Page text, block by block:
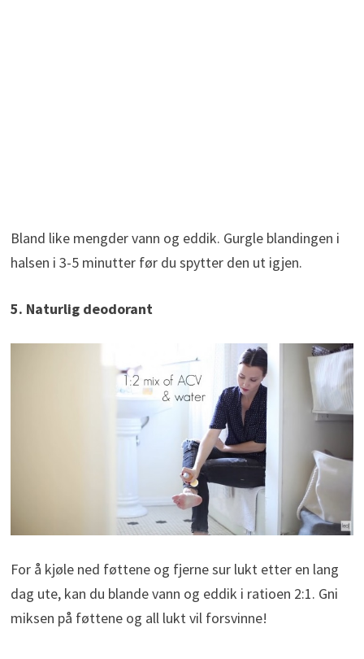
Bland like mengder vann og eddik. Gurgle blandingen i
halsen i 3-5 minutter før du spytter den ut igjen.
5. Naturlig deodorant
For å kjøle ned føttene og fjerne sur lukt etter en lang
dag ute, kan du blande vann og eddik i ratioen 2:1. Gni
miksen på føttene og all lukt vil forsvinne!